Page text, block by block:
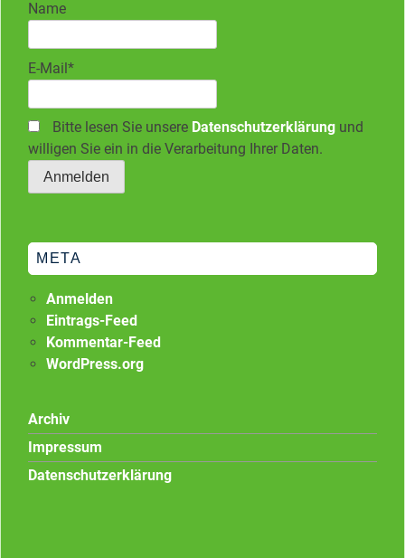
Name
E-Mail*
Bitte lesen Sie unsere Datenschutzerklärung und
willigen Sie ein in die Verarbeitung Ihrer Daten.
META
Anmelden
Eintrags-Feed
Kommentar-Feed
WordPress.org
Archiv
Impressum
Datenschutzerklärung